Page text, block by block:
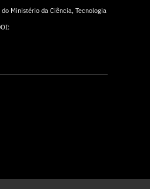
Ministério da Ciência, Tecnologia